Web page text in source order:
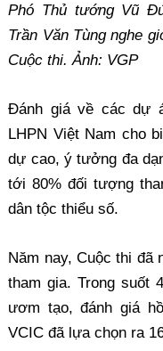
Phó Thủ tướng Vũ
Trần Văn Tùng nghe
Cuộc thi. Ảnh: VGP
Đánh giá về các dự
LHPN Việt Nam cho
dự cao, ý tưởng đa
tới 80% đối tượng
dân tộc thiểu số.
Năm nay, Cuộc thi đã
tham gia. Trong suốt
ươm tạo, đánh giá
VCIC đã lựa chọn ra